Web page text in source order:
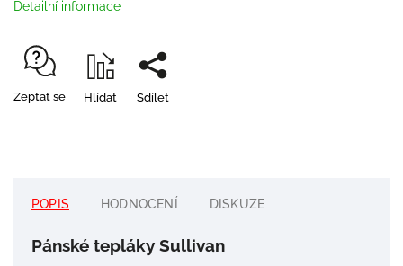
Detailní informace
Zeptat se Hlídat Sdílet
POPIS HODNOCENÍ DISKUZE
Pánské tepláky Sullivan